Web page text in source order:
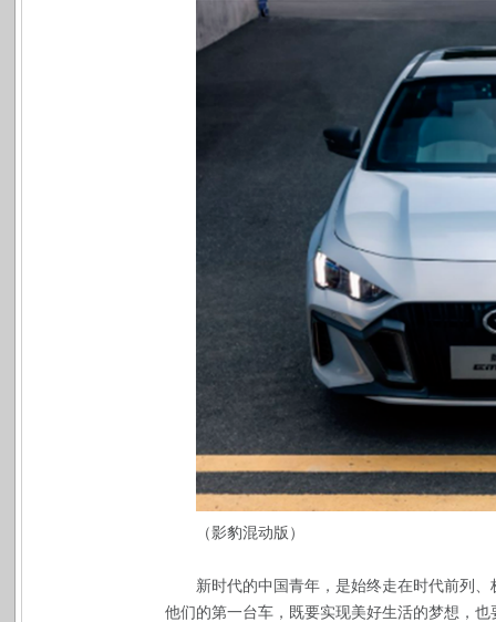
（影豹混动版）
新时代的中国青年，是始终走在时代前列
他们的第一台车，既要实现美好生活的梦想，